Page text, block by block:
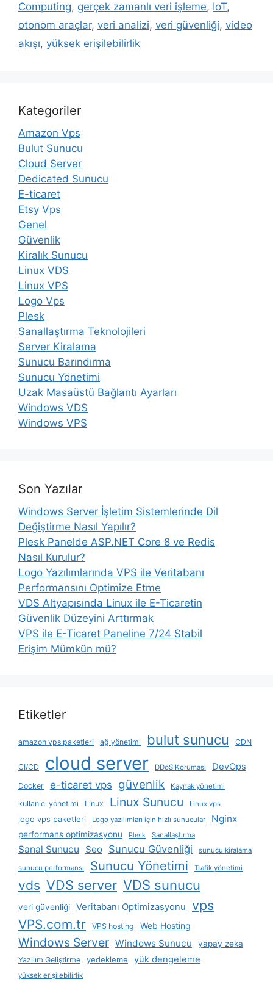
Computing, gerçek zamanlı veri işleme, IoT,
otonom araçlar, veri analizi, veri güvenliği, video
akışı, yüksek erişilebilirlik
Kategoriler
Amazon Vps
Bulut Sunucu
Cloud Server
Dedicated Sunucu
E-ticaret
Etsy Vps
Genel
Güvenlik
Kiralık Sunucu
Linux VDS
Linux VPS
Logo Vps
Plesk
Sanallaştırma Teknolojileri
Server Kiralama
Sunucu Barındırma
Sunucu Yönetimi
Uzak Masaüstü Bağlantı Ayarları
Windows VDS
Windows VPS
Son Yazılar
Windows Server İşletim Sistemlerinde Dil
Değiştirme Nasıl Yapılır?
Plesk Panelde ASP.NET Core 8 ve Redis
Nasıl Kurulur?
Logo Yazılımlarında VPS ile Veritabanı
Performansını Optimize Etme
VDS Altyapısında Linux ile E-Ticaretin
Güvenlik Düzeyini Arttırmak
VPS ile E-Ticaret Paneline 7/24 Stabil
Erişim Mümkün mü?
Etiketler
amazon vps paketleri ağ yönetimi bulut sunucu CDN
CI/CD cloud server DDoS Koruması DevOps
Docker e-ticaret vps güvenlik Kaynak yönetimi
kullanıcı yönetimi Linux Linux Sunucu Linux vps
logo vps paketleri Logo yazılımları için hızlı sunucular Nginx
performans optimizasyonu Plesk Sanallaştırma
Sanal Sunucu Seo Sunucu Güvenliği sunucu kiralama
sunucu performansı Sunucu Yönetimi Trafik yönetimi
vds VDS server VDS sunucu
veri güvenliği Veritabanı Optimizasyonu vps
VPS.com.tr VPS hosting Web Hosting
Windows Server Windows Sunucu yapay zeka
Yazılım Geliştirme yedekleme yük dengeleme
yüksek erişilebilirlik